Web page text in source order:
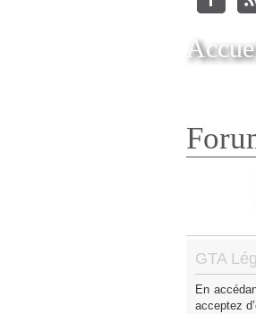
GTA
En
acceptez